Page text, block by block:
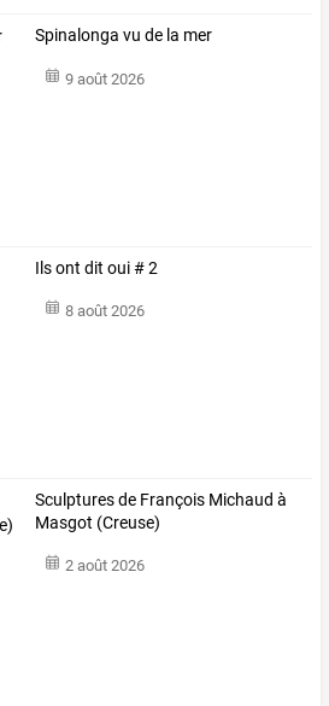
Spinalonga vu de la mer
9 août 2026
Ils ont dit oui # 2
8 août 2026
Sculptures de François Michaud à
Masgot (Creuse)
2 août 2026